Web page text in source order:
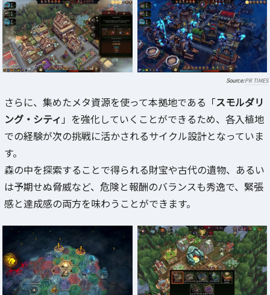
PR TIMES
さらに、集めたメタ資源を使って本拠地である「スモルダリ
ング・シティ 」を強化していくことができるため、各入植地
での経験が次の挑戦に活かされるサイクル設計となっていま
す。
森の中を探索することで得られる財宝や古代の遺物、あるい
は予期せぬ脅威など、危険と報酬のバランスも秀逸で、緊張
感と達成感の両方を味わうことができます。